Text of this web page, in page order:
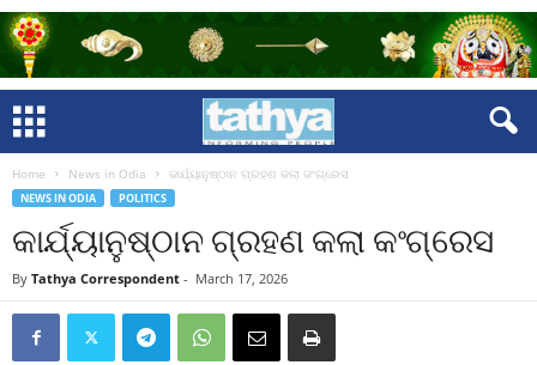
Home News in Odia କାର୍ଯ୍ୟାନୁଷ୍ଠାନ ଗ୍ରହଣ କଲା କଂଗ୍ରେସ
NEWS IN ODIA POLITICS
କାର୍ଯ୍ୟାନୁଷ୍ଠାନ ଗ୍ରହଣ କଲା କଂଗ୍ରେସ
By Tathya Correspondent - March 17, 2026